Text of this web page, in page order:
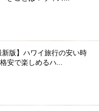
新版】ハワイ旅行の安い時
安で楽しめるハ...